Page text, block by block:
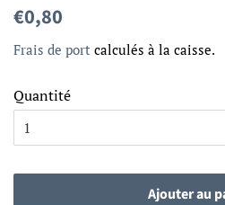
Prix
€0,80
Frais de port calculés à la caisse.
Quantité
Ajouter au